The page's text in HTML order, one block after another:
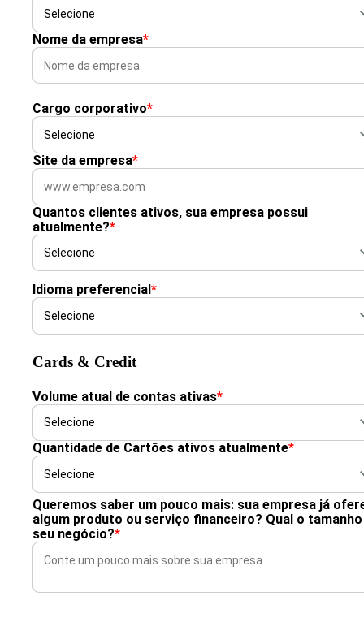
Nome da empresa*
Cargo corporativo*
Site da empresa*
Quantos clientes ativos, sua empresa possui
atualmente?*
Idioma preferencial*
Cards & Credit
Volume atual de contas ativas*
Quantidade de Cartões ativos atualmente*
Queremos saber um pouco mais: sua empresa já
algum produto ou serviço financeiro? Qual o
seu negócio?*